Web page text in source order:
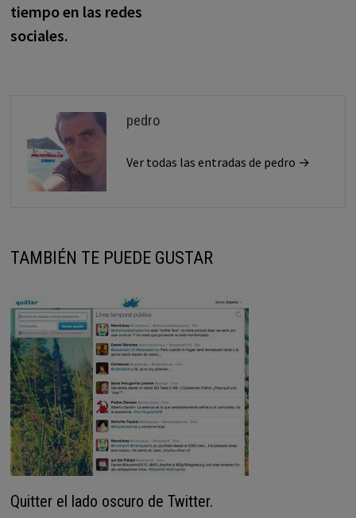
tiempo en las redes
sociales.
pedro
Ver todas las entradas de pedro →
TAMBIÉN TE PUEDE GUSTAR
Quitter el lado oscuro de Twitter.